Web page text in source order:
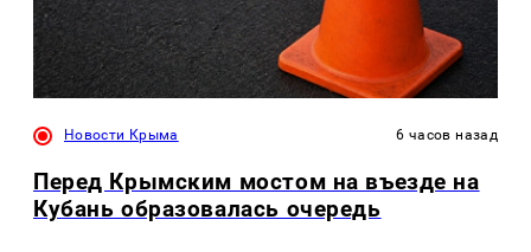
Новости Крыма 6 часов назад
Перед Крымским мостом на въезде на
Кубань образовалась очередь